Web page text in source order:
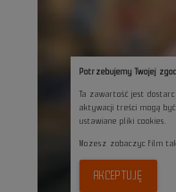
Potrzebujemy Twojej
Ta zawartość jest
aktywacji treści mogą
ustawiane pliki cookies.
Możesz zobaczyc film
AKCEPTUJĘ